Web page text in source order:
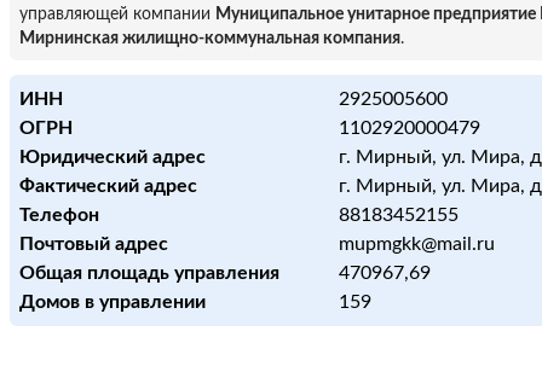
управляющей компании Муниципальное унитарное
Мирнинская жилищно-коммунальная компания.
ИНН
2925005600
ОГРН
1102920000479
Юридический адрес
г. Мирный, ул. Мира,
Фактический адрес
г. Мирный, ул. Мира,
Телефон
88183452155
Почтовый адрес
mupmgkk@mail.ru
Общая площадь управления
470967,69
Домов в управлении
159